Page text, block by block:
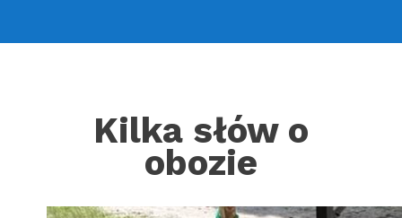
Kilka słów o
obozie